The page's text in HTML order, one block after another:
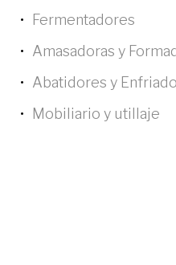
Fermentadores
Amasadoras y
Abatidores y
Mobiliario y utillaje